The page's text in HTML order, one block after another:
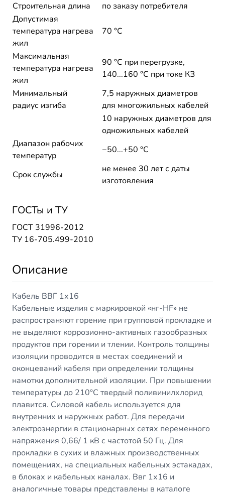
Строительная длина
по заказу потребителя
Допустимая
температура нагрева
жил
70 °C
Максимальная
температура нагрева
жил
90 °C при перегрузке,
140...160 °C при токе КЗ
Минимальный
радиус изгиба
7,5 наружных диаметров
для многожильных кабелей
10 наружных диаметров для
одножильных кабелей
Диапазон рабочих
температур
−50...+50 °C
Срок службы
не менее 30 лет с даты
изготовления
ГОСТы и ТУ
ГОСТ 31996-2012
ТУ 16-705.499-2010
Описание
Кабель ВВГ 1х16
Кабельные изделия с маркировкой «нг-HF» не
распространяют горение при групповой прокладке и
не выделяют коррозионно-активных газообразных
продуктов при горении и тлении. Контроль толщины
изоляции проводится в местах соединений и
оконцеваний кабеля при определении толщины
намотки дополнительной изоляции. При повышении
температуры до 210°C твердый поливинилхлорид
плавится. Силовой кабель используется для
внутренних и наружных работ. Для передачи
электроэнергии в стационарных сетях переменного
напряжения 0,66/ 1 кВ с частотой 50 Гц. Для
прокладки в сухих и влажных производственных
помещениях, на специальных кабельных эстакадах,
в блоках и кабельных каналах. Ввг 1х16 и
аналогичные товары представлены в каталоге